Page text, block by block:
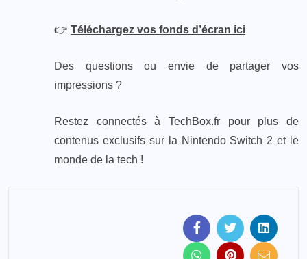
👉 Téléchargez vos fonds d’écran ici
Des questions ou envie de partager vos
impressions ?
Restez connectés à TechBox.fr pour plus de
contenus exclusifs sur la Nintendo Switch 2 et le
monde de la tech !